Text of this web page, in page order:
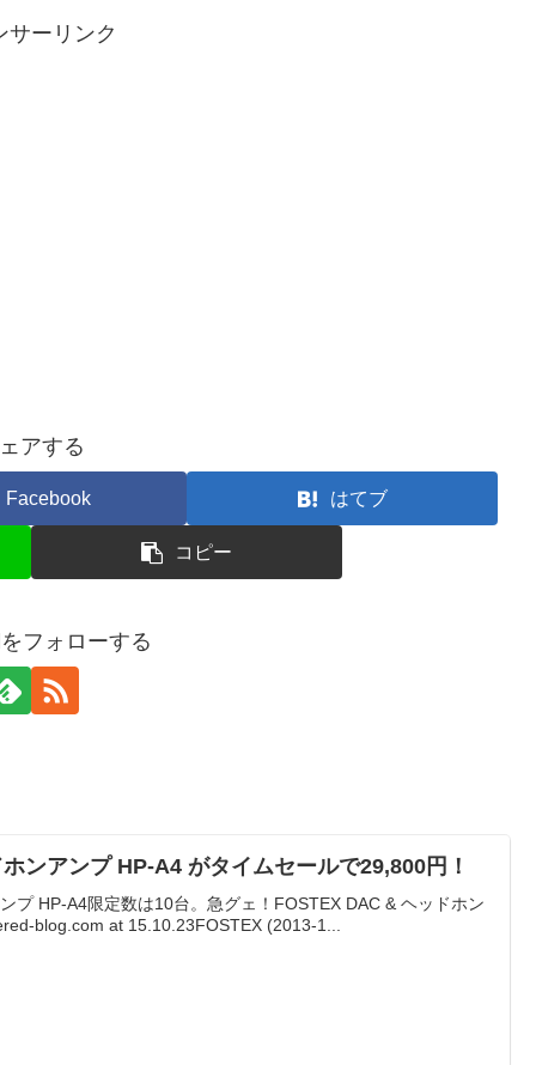
サーリンク
アする
Facebook はてブ
コピー
フォローする
ンアンプ HP-A4 がタイムセールで29,800円！
プ HP-A4限定数は10台。急グェ！FOSTEX DAC & ヘッドホン
blog.com at 15.10.23FOSTEX (2013-1...